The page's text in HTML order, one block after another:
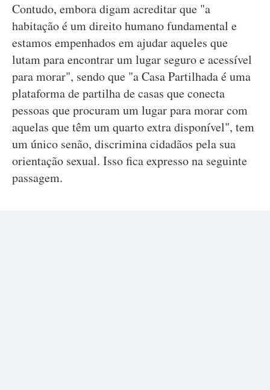
Contudo, embora digam acreditar que "a
habitação é um direito humano fundamental e
estamos empenhados em ajudar aqueles que
lutam para encontrar um lugar seguro e acessível
para morar", sendo que "a Casa Partilhada é uma
plataforma de partilha de casas que conecta
pessoas que procuram um lugar para morar com
aquelas que têm um quarto extra disponível", tem
um único senão, discrimina cidadãos pela sua
orientação sexual. Isso fica expresso na seguinte
passagem.